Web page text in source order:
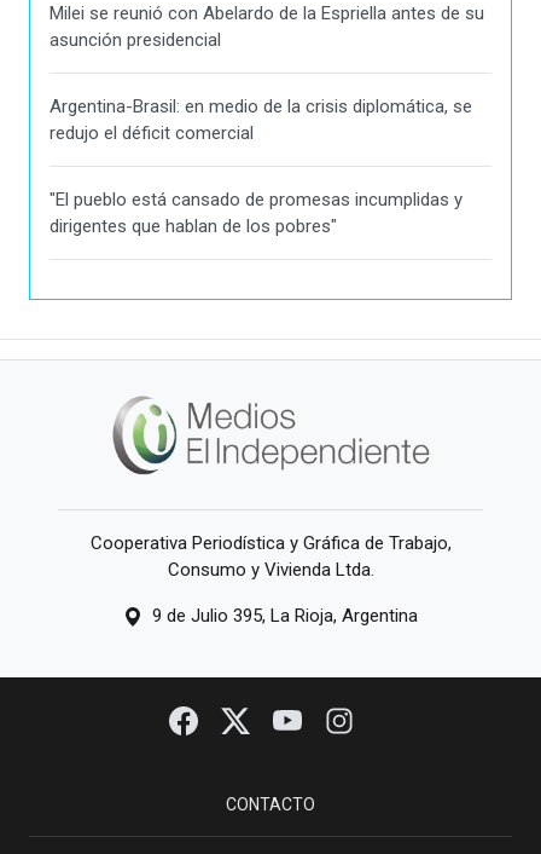
Milei se reunió con Abelardo de la Espriella antes de su
asunción presidencial
Argentina-Brasil: en medio de la crisis diplomática, se
redujo el déficit comercial
"El pueblo está cansado de promesas incumplidas y
dirigentes que hablan de los pobres"
Cooperativa Periodística y Gráfica de Trabajo,
Consumo y Vivienda Ltda.
9 de Julio 395, La Rioja, Argentina
CONTACTO